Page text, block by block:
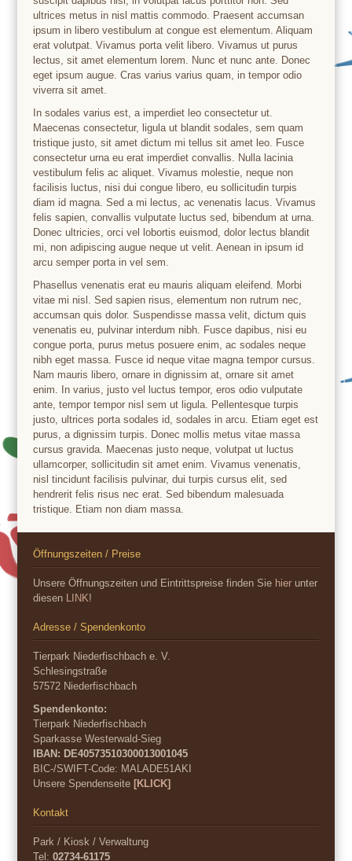
ultrices metus in nisl mattis commodo. Praesent accumsan
ipsum in libero vestibulum at congue est elementum. Aliquam
erat volutpat. Vivamus porta velit libero. Vivamus ut purus
lectus, sit amet elementum lorem. Nunc et nunc ante. Donec
eget ipsum augue. Cras varius varius quam, in tempor odio
viverra sit amet.
In sodales varius est, a imperdiet leo consectetur ut.
Maecenas consectetur, ligula ut blandit sodales, sem quam
tristique justo, sit amet dictum mi tellus sit amet leo. Fusce
consectetur urna eu erat imperdiet convallis. Nulla lacinia
vestibulum felis ac aliquet. Vivamus molestie, neque non
facilisis luctus, nisi dui congue libero, eu sollicitudin turpis
diam id magna. Sed a mi lectus, ac venenatis lacus. Vivamus
felis sapien, convallis vulputate luctus sed, bibendum at urna.
Donec ultricies, orci vel lobortis euismod, dolor lectus blandit
mi, non adipiscing augue neque ut velit. Aenean in ipsum id
arcu semper porta in vel sem.
Phasellus venenatis erat eu mauris aliquam eleifend. Morbi
vitae mi nisl. Sed sapien risus, elementum non rutrum nec,
accumsan quis dolor. Suspendisse massa velit, dictum quis
venenatis eu, pulvinar interdum nibh. Fusce dapibus, nisi eu
congue porta, purus metus posuere enim, ac sodales neque
nibh eget massa. Fusce id neque vitae magna tempor cursus.
Nam mauris libero, ornare in dignissim at, ornare sit amet
enim. In varius, justo vel luctus tempor, eros odio vulputate
ante, tempor tempor nisl sem ut ligula. Pellentesque turpis
justo, ultrices porta sodales id, sodales in arcu. Etiam eget est
purus, a dignissim turpis. Donec mollis metus vitae massa
cursus gravida. Maecenas justo neque, volutpat ut luctus
ullamcorper, sollicitudin sit amet enim. Vivamus venenatis,
nisl tincidunt facilisis pulvinar, dui turpis cursus elit, sed
hendrerit felis risus nec erat. Sed bibendum malesuada
tristique. Etiam non diam massa.
Öffnungszeiten / Preise
Unsere Öffnungszeiten und Eintrittspreise finden Sie hier unter
diesen LINK!
Adresse / Spendenkonto
Tierpark Niederfischbach e. V.
Schlesingstraße
57572 Niederfischbach
Spendenkonto:
Tierpark Niederfischbach
Sparkasse Westerwald-Sieg
IBAN: DE40573510300013001045
BIC-/SWIFT-Code: MALADE51AKI
Unsere Spendenseite [KLICK]
Kontakt
Park / Kiosk / Verwaltung
Tel:02734-61175